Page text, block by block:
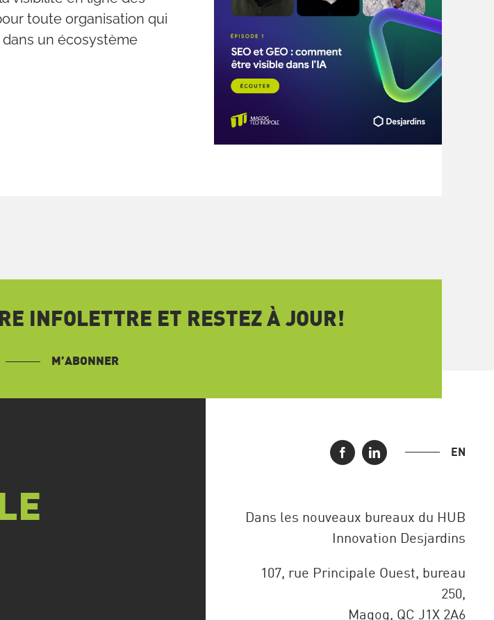
toute organisation qui
un écosystème
INFOLETTRE ET RESTEZ À JOUR!
M’ABONNER
EN
Dans les nouveaux bureaux du HUB
Innovation Desjardins
107, rue Principale Ouest, bureau
250,
Magog, QC J1X 2A6